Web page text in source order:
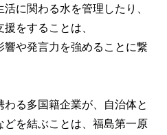
に関わる水を管理したり、
をすることは、
や発言力を強めることに繋
る多国籍企業が、自治体と
を結ぶことは、福島第一原